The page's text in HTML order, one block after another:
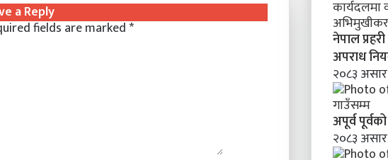
a Reply
fields are marked*
नेपाल
अपराध
२०८३
अपूर्व
२०८३